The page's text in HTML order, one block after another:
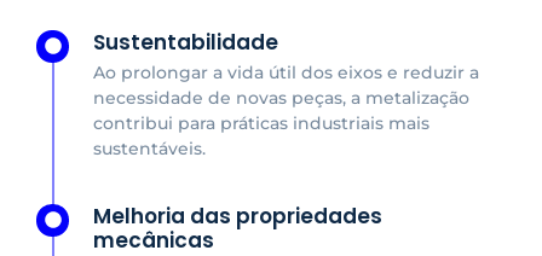
Sustentabilidade
Ao prolongar a vida útil dos eixos e reduzir a
necessidade de novas peças, a metalização
contribui para práticas industriais mais
sustentáveis.
Melhoria das propriedades
mecânicas